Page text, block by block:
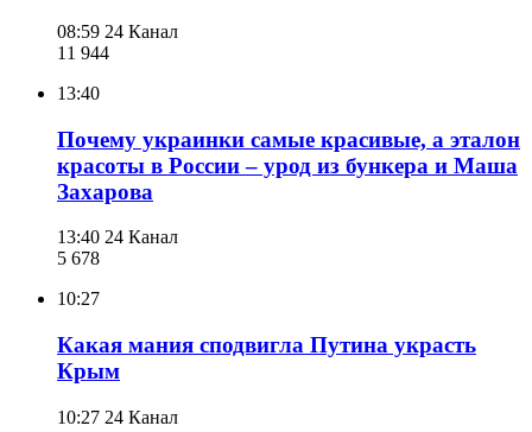
08:59 24 Канал
11 944
13:40
Почему украинки самые красивые, а эталон
красоты в России – урод из бункера и Маша
Захарова
13:40 24 Канал
5 678
10:27
Какая мания сподвигла Путина украсть
Крым
10:27 24 Канал